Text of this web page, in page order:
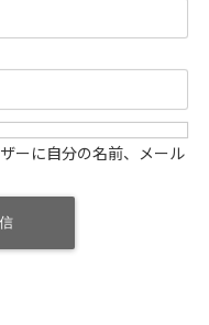
ーに自分の名前、メール